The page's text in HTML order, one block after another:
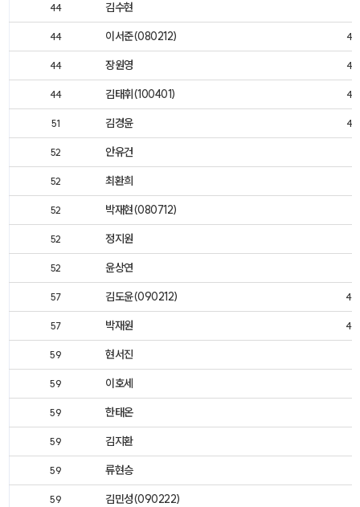
44 김수현
44 이서준(080212) 42
44 장원영 42
44 김태휘(100401) 42
51 김경윤 45
52 안유건
52 최환희
52 박재현(080712)
52 정지원
52 윤상연
57 김도윤(090212) 46
57 박재원 46
59 현서진
59 이호세
59 한태온
59 김지환
59 류현승
59 김민성(090222)